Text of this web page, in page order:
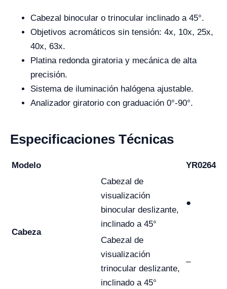
Cabezal binocular o trinocular inclinado a 45°.
Objetivos acromáticos sin tensión: 4x, 10x, 25x,
40x, 63x.
Platina redonda giratoria y mecánica de alta
precisión.
Sistema de iluminación halógena ajustable.
Analizador giratorio con graduación 0°-90°.
Especificaciones Técnicas
Modelo YR0264
Cabeza
Cabezal de
visualización
binocular deslizante,
inclinado a 45°
●
Cabezal de
visualización
trinocular deslizante,
inclinado a 45°
–